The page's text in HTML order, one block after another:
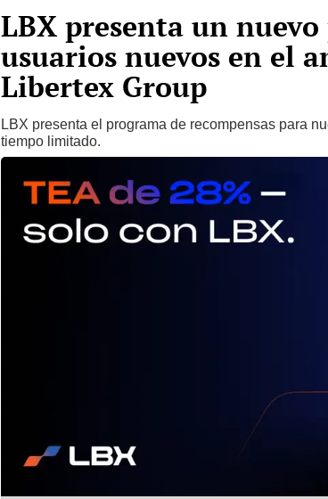
LBX presenta un
usuarios nuevos en el
Libertex Group
LBX presenta el programa de recompensas para
tiempo limitado.